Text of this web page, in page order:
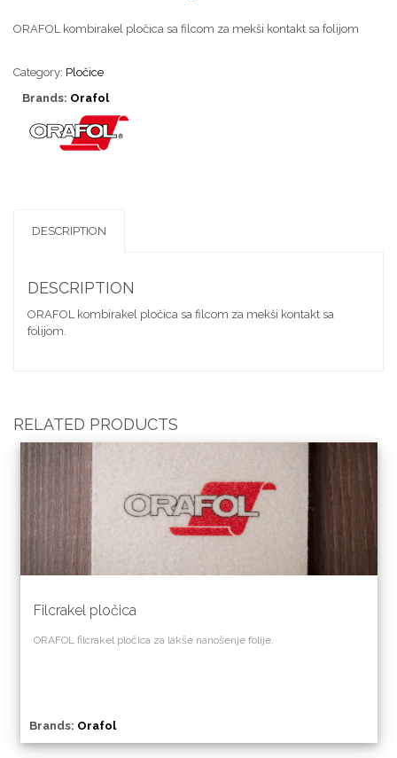
ORAFOL kombirakel pločica sa filcom za mekši kontakt sa folijom
Category: Pločice
Brands: Orafol
DESCRIPTION
DESCRIPTION
ORAFOL kombirakel pločica sa filcom za mekši kontakt sa
folijom.
RELATED PRODUCTS
Filcrakel pločica
ORAFOL filcrakel pločica za lakše nanošenje folije.
Brands: Orafol